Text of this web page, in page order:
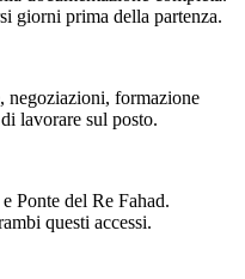
giorni prima della partenza.
negoziazioni, formazione
lavorare sul posto.
Ponte del Re Fahad.
questi accessi.